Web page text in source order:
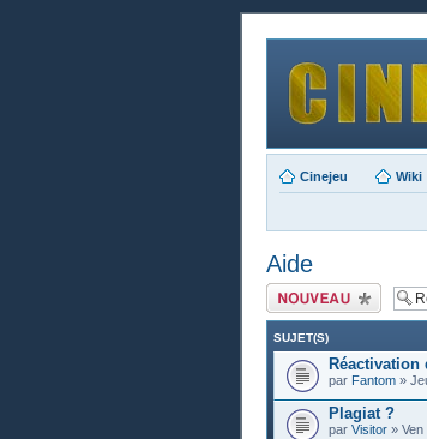
Cinejeu Wiki
Aide
Publier un nouveau
sujet
SUJET(S)
Réactivation
par Fantom »
Plagiat ?
par Visitor »